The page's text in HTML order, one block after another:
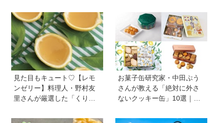
イデア【季節のフルーツカ
ット便りvol.22】
る「子どもと一緒に楽しめ
る夏休みレシピ」
見た目もキュート♡【レモ
ンゼリー】料理人・野村友
里さんが厳選した「くり返
から夏にピッタリなレシピ
お菓子缶研究家・中田ぷう
さんが教える「絶対に外さ
ないクッキー缶」10選｜マ
自分へのご褒美に！